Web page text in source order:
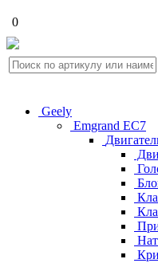
0
Geely
Emgrand EC7